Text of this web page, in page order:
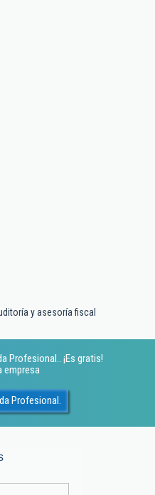
y asesoría fiscal
Profesional.. ¡Es gratis!
empresa
Profesional.